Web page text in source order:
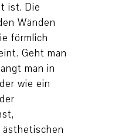
ist. Die
Wänden
förmlich
Geht man
man in
wie ein